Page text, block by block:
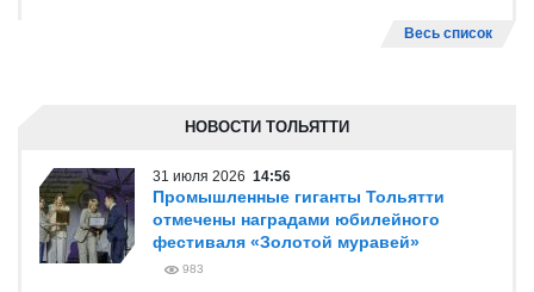
Весь список
НОВОСТИ ТОЛЬЯТТИ
31 июля 2026 14:56
Промышленные гиганты Тольятти
отмечены наградами юбилейного
фестиваля «Золотой муравей»
983